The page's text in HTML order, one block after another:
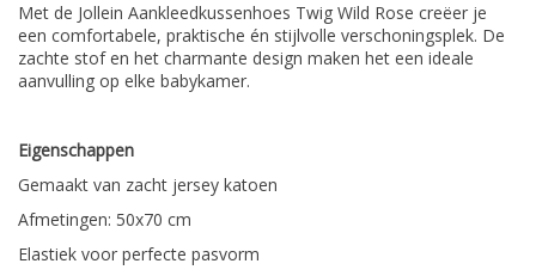
Met de Jollein Aankleedkussenhoes Twig Wild Rose creëer je
een comfortabele, praktische én stijlvolle verschoningsplek. De
zachte stof en het charmante design maken het een ideale
aanvulling op elke babykamer.
Eigenschappen
Gemaakt van zacht jersey katoen
Afmetingen: 50x70 cm
Elastiek voor perfecte pasvorm